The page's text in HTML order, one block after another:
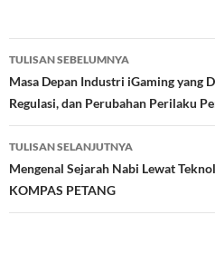
Navigasi
Tulisan
TULISAN SEBELUMNYA
Masa Depan Industri iGaming yang
Regulasi, dan Perubahan Perilaku
TULISAN SELANJUTNYA
Mengenal Sejarah Nabi Lewat
KOMPAS PETANG